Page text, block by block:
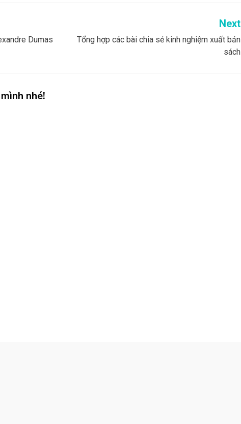
Dumas
Next
Tổng hợp các bài chia sẻ kinh nghiệm xuất bản
sách
nhé!